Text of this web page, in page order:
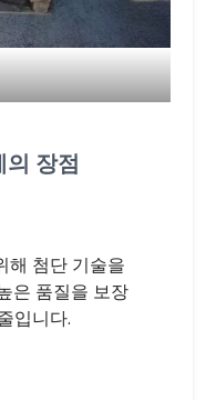
장점
해 첨단 기술을
은 품질을 보장
입니다.